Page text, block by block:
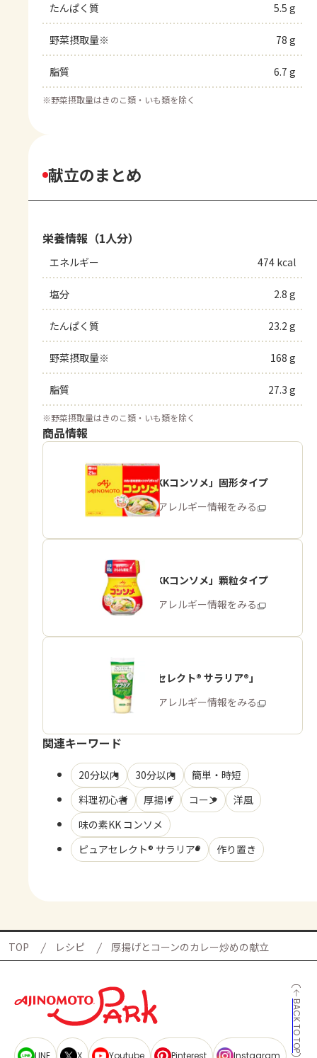
たんぱく質 5.5 g
野菜摂取量※ 78 g
脂質 6.7 g
※野菜摂取量はきのこ類・いも類を除く
献立のまとめ
栄養情報（1人分）
エネルギー 474 kcal
塩分 2.8 g
たんぱく質 23.2 g
野菜摂取量※ 168 g
脂質 27.3 g
※野菜摂取量はきのこ類・いも類を除く
商品情報
「味の素KKコンソメ」固形タイプ
商品・アレルギー情報をみる
「味の素KKコンソメ」顆粒タイプ
商品・アレルギー情報をみる
「ピュアセレクト® サラリア®」
商品・アレルギー情報をみる
関連キーワード
20分以内 30分以内
簡単・時短
料理初心者
厚揚げ コーン
洋風
味の素KK コンソメ
ピュアセレクト® サラリア®
作り置き
TOP レシピ 厚揚げとコーンのカレー炒めの献立
BACK TO TOP